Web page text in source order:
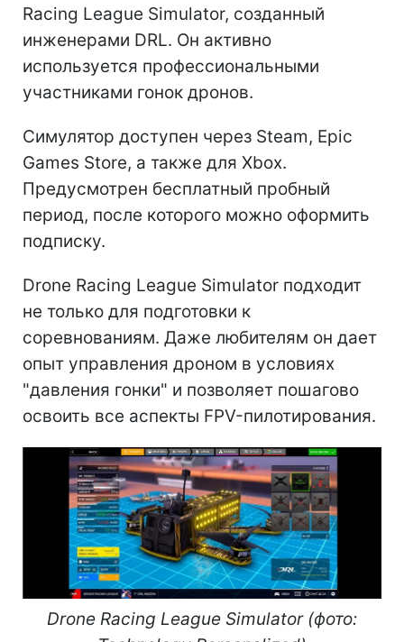
Racing League Simulator, созданный
инженерами DRL. Он активно
используется профессиональными
участниками гонок дронов.
Симулятор доступен через Steam, Epic
Games Store, а также для Xbox.
Предусмотрен бесплатный пробный
период, после которого можно оформить
подписку.
Drone Racing League Simulator подходит
не только для подготовки к
соревнованиям. Даже любителям он дает
опыт управления дроном в условиях
"давления гонки" и позволяет пошагово
освоить все аспекты FPV-пилотирования.
Drone Racing League Simulator (фото: